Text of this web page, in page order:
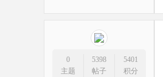
0
主题
5398
帖子
5401
积分